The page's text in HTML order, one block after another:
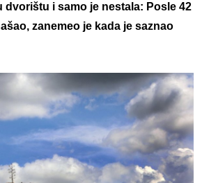
dvorištu i samo je nestala: Posle 42
zanemeo je kada je saznao